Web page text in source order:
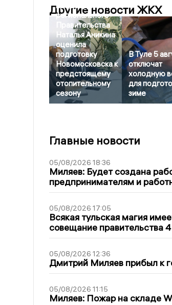
Другие новости ЖКХ
председателя
регионального
Правительства
Наталья Аникина
оценила
подготовку
Новомосковска к
предстоящему
отопительному
сезону
В Туле 5
отключат
холодную
для
зиме
Главные новости
05/08/2026 18:36
Миляев: Будет создана
предпринимателям и
05/08/2026 17:05
Всякая тульская магия
совещание правительства 4
05/08/2026 12:36
Дмитрий Миляев прибыл к
05/08/2026 11:15
Миляев: Пожар на складе